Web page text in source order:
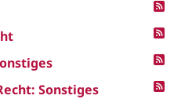
Sonstiges